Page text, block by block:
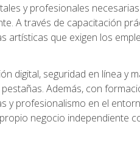
y profesionales
A través de capacitación
artísticas que exigen los
digital, seguridad en línea y
Además, con
y profesionalismo en el
negocio independiente